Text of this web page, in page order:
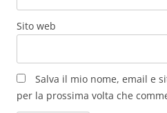
Sito web
Salva il mio nome, email e
per la prossima volta che